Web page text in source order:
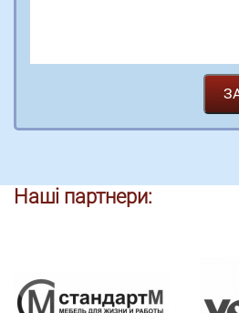
Наші партнери: